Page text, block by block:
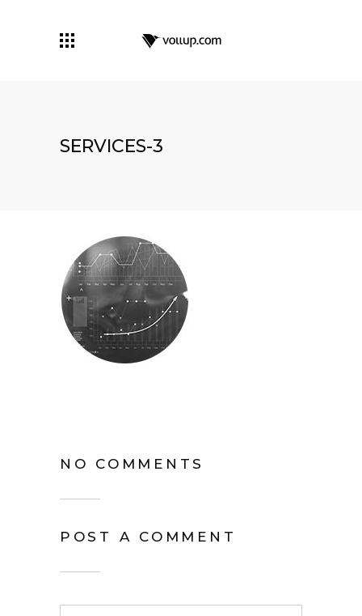
SERVICES-3
NO COMMENTS
POST A COMMENT